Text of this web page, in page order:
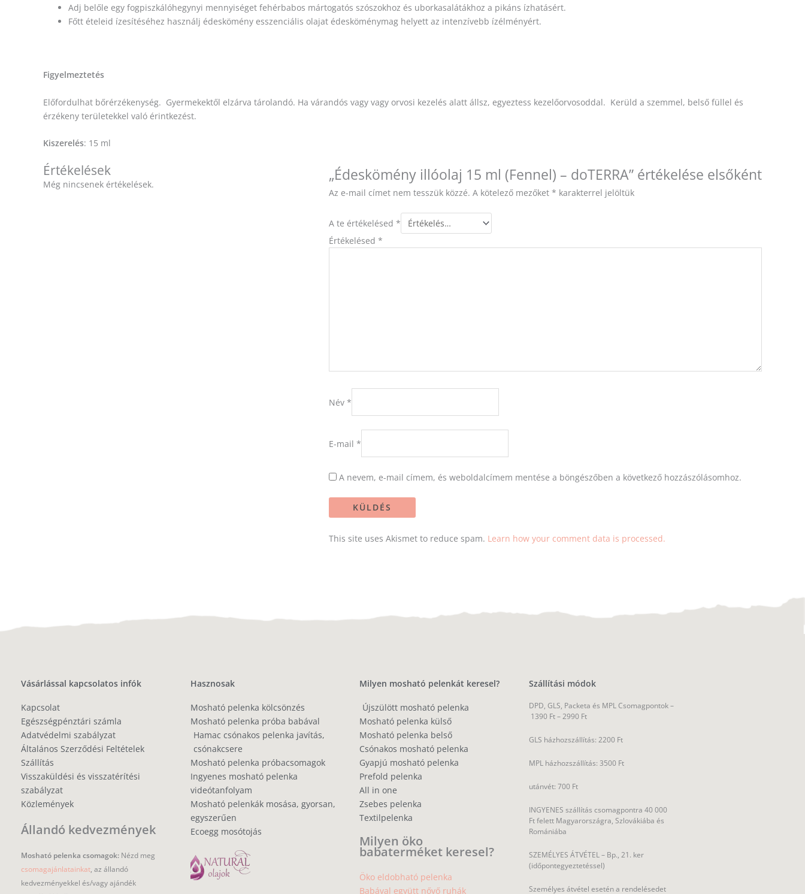
Adj belőle egy fogpiszkálóhegynyi mennyiséget fehérbabos mártogatós szószokhoz és uborkasalátákhoz a pikáns ízhatásért.
Főtt ételeid ízesítéséhez használj édeskömény esszenciális olajat édesköménymag helyett az intenzívebb ízélményért.
Figyelmeztetés
Előfordulhat bőrérzékenység. Gyermekektől elzárva tárolandó. Ha várandós vagy vagy orvosi kezelés alatt állsz, egyeztess kezelőorvosoddal. Kerüld a szemmel, belső füllel és
érzékeny területekkel való érintkezést.
Kiszerelés: 15 ml
Értékelések
Még nincsenek értékelések.
„Édeskömény illóolaj 15 ml (Fennel) – doTERRA” értékelése elsőként
Az e-mail címet nem tesszük közzé. A kötelező mezőket * karakterrel jelöltük
A te értékelésed *
Értékelésed *
Név *
E-mail *
A nevem, e-mail címem, és weboldalcímem mentése a böngészőben a következő hozzászólásomhoz.
This site uses Akismet to reduce spam. Learn how your comment data is processed.
Vásárlással kapcsolatos infók
Kapcsolat
Egészségpénztári számla
Adatvédelmi szabályzat
Általános Szerződési Feltételek
Szállítás
Visszaküldési és visszatérítési
szabályzat
Közlemények
Állandó kedvezmények
Mosható pelenka csomagok: Nézd meg
csomagajánlatainkat, az állandó
kedvezményekkel és/vagy ajándék
Hasznosak
Mosható pelenka kölcsönzés
Mosható pelenka próba babával
Hamac csónakos pelenka javítás,
csónakcsere
Mosható pelenka próbacsomagok
Ingyenes mosható pelenka
videótanfolyam
Mosható pelenkák mosása, gyorsan,
egyszerűen
Ecoegg mosótojás
Milyen mosható pelenkát keresel?
Újszülött mosható pelenka
Mosható pelenka külső
Mosható pelenka belső
Csónakos mosható pelenka
Gyapjú mosható pelenka
Prefold pelenka
All in one
Zsebes pelenka
Textilpelenka
Milyen öko
babaterméket keresel?
Öko eldobható pelenka
Babával együtt nővő ruhák
Szállítási módok
DPD, GLS, Packeta és MPL Csomagpontok –
1390 Ft – 2990 Ft
GLS házhozszállítás: 2200 Ft
MPL házhozszállítás: 3500 Ft
utánvét: 700 Ft
INGYENES szállítás csomagpontra 40 000
Ft felett Magyarországra, Szlovákiába és
Romániába
SZEMÉLYES ÁTVÉTEL – Bp., 21. ker
(időpontegyeztetéssel)
Személyes átvétel esetén a rendelésedet